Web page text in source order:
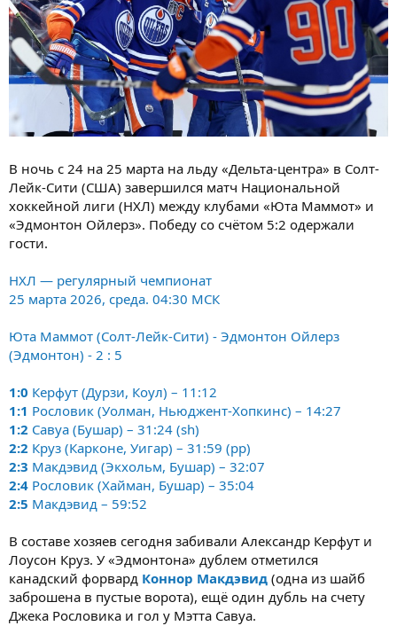
В ночь с 24 на 25 марта на льду «Дельта-центра» в Солт-
Лейк-Сити (США) завершился матч Национальной
хоккейной лиги (НХЛ) между клубами «Юта Маммот» и
«Эдмонтон Ойлерз». Победу со счётом 5:2 одержали
гости.
НХЛ — регулярный чемпионат
25 марта 2026, среда. 04:30 МСК
Юта Маммот (Солт-Лейк-Сити) - Эдмонтон Ойлерз
(Эдмонтон) - 2 : 5
1:0 Керфут (Дурзи, Коул) – 11:12
1:1 Рословик (Уолман, Ньюджент-Хопкинс) – 14:27
1:2 Савуа (Бушар) – 31:24 (sh)
2:2 Круз (Карконе, Уигар) – 31:59 (pp)
2:3 Макдэвид (Экхольм, Бушар) – 32:07
2:4 Рословик (Хайман, Бушар) – 35:04
2:5 Макдэвид – 59:52
В составе хозяев сегодня забивали Александр Керфут и
Лоусон Круз. У «Эдмонтона» дублем отметился
канадский форвард Коннор Макдэвид (одна из шайб
заброшена в пустые ворота), ещё один дубль на счету
Джека Рословика и гол у Мэтта Савуа.